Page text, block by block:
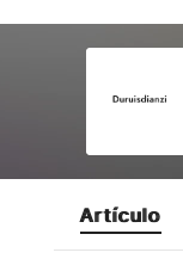
Artículo